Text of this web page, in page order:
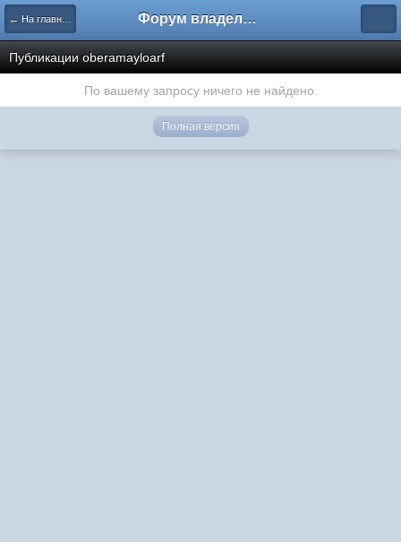
← На главную Форум владельцев интернет-магазинов
Публикации oberamayloarf
По вашему запросу ничего не найдено.
Полная версия